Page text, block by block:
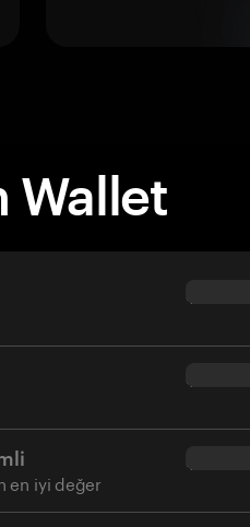
Wallet
$69.90
$54.90
en iyi değer
$34.95